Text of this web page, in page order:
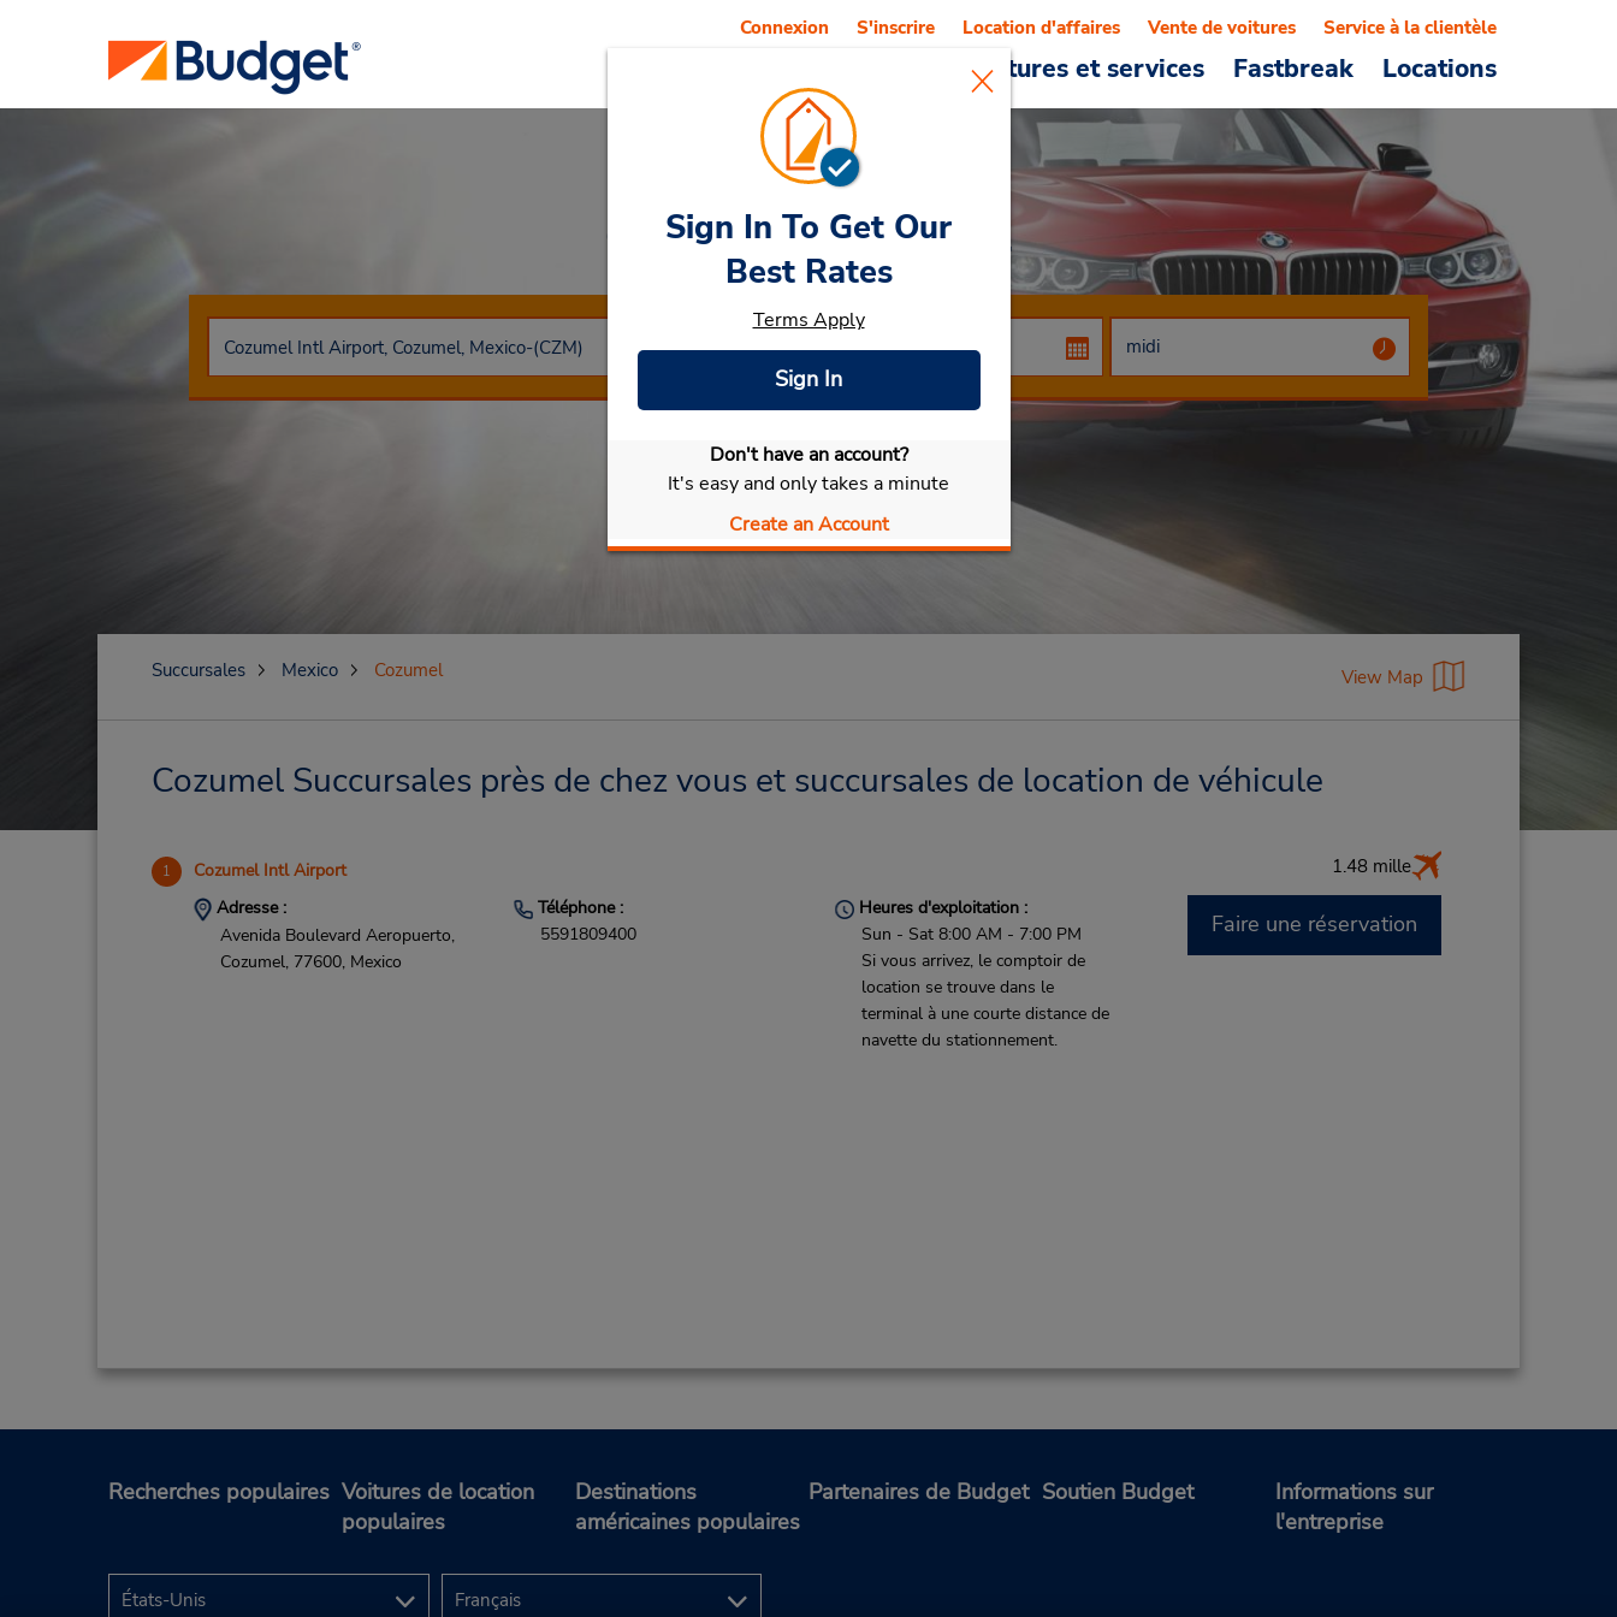
Voitures et services Fastbreak Locations
Connexion S'inscrire Location d'affaires Vente de voitures Service à la clientèle
Car RentalCozumel
Sélectionner ma voiture
Sign In To Get Our
Best Rates
Terms Apply
Sign In
Don't have an account?
It's easy and only takes a minute
Create an Account
Succursales Mexico Cozumel View Map
Cozumel Succursales près de chez vous et succursales de location de véhicule
1 Cozumel Intl Airport 1.48 mille
Adresse :
Avenida Boulevard Aeropuerto,
Cozumel, 77600, Mexico
Téléphone :
5591809400
Heures d'exploitation :
Sun - Sat 8:00 AM - 7:00 PM
Si vous arrivez, le comptoir de
location se trouve dans le
terminal à une courte distance de
navette du stationnement.
Faire une réservation
Recherches populaires Voitures de location
populaires
Destinations
américaines populaires
Partenaires de Budget Soutien Budget
Informations sur
l'entreprise